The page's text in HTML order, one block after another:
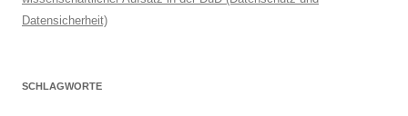
Datensicherheit)
SCHLAGWORTE